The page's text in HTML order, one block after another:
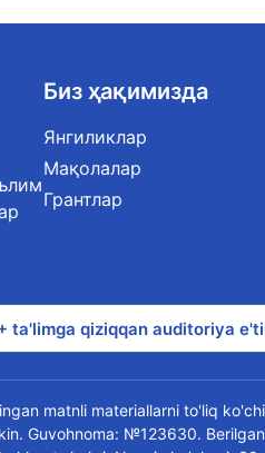
Биз ҳақимизда
Янгиликлар
Мақолалар
Грантлар
ta'limga qiziqqan auditoriya
matnli materiallarni to'liq
Guvohnoma: №123630.